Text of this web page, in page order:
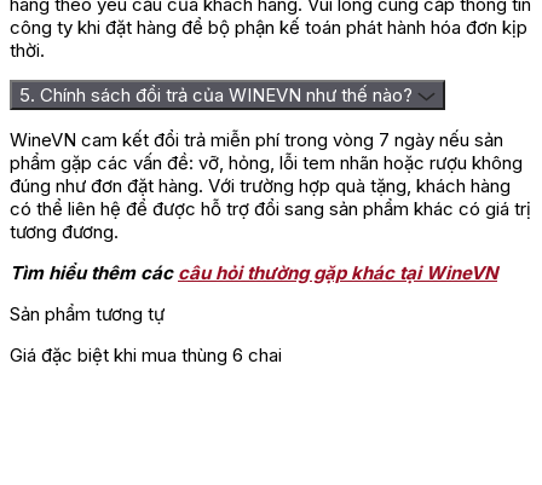
hàng theo yêu cầu của khách hàng. Vui lòng cung cấp thông tin
công ty khi đặt hàng để bộ phận kế toán phát hành hóa đơn kịp
thời.
5. Chính sách đổi trả của WINEVN như thế nào?
WineVN cam kết đổi trả miễn phí trong vòng 7 ngày nếu sản
phẩm gặp các vấn đề: vỡ, hỏng, lỗi tem nhãn hoặc rượu không
đúng như đơn đặt hàng. Với trường hợp quà tặng, khách hàng
có thể liên hệ để được hỗ trợ đổi sang sản phẩm khác có giá trị
tương đương.
Tìm hiểu thêm các câu hỏi thường gặp khác tại WineVN
Sản phẩm tương tự
Giá đặc biệt khi mua thùng 6 chai